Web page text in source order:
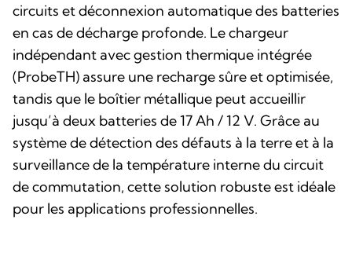
circuits et déconnexion automatique des batteries
en cas de décharge profonde. Le chargeur
indépendant avec gestion thermique intégrée
(ProbeTH) assure une recharge sûre et optimisée,
tandis que le boîtier métallique peut accueillir
jusqu’à deux batteries de 17 Ah / 12 V. Grâce au
système de détection des défauts à la terre et à la
surveillance de la température interne du circuit
de commutation, cette solution robuste est idéale
pour les applications professionnelles.